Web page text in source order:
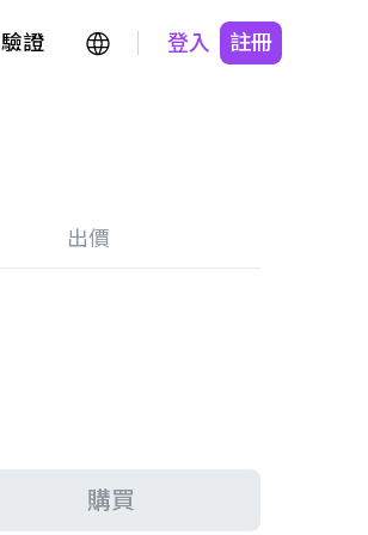
驗證 登入 註冊
出價
購買